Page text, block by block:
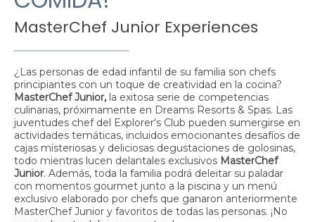
MasterChef Junior Experiences
¿Las personas de edad infantil de su familia son chefs
principiantes con un toque de creatividad en la cocina?
MasterChef Junior, la exitosa serie de competencias
culinarias, próximamente en Dreams Resorts & Spas. Las
juventudes chef del Explorer's Club pueden sumergirse en
actividades temáticas, incluidos emocionantes desafíos de
cajas misteriosas y deliciosas degustaciones de golosinas,
todo mientras lucen delantales exclusivos MasterChef
Junior. Además, toda la familia podrá deleitar su paladar
con momentos gourmet junto a la piscina y un menú
exclusivo elaborado por chefs que ganaron anteriormente
MasterChef Junior y favoritos de todas las personas. ¡No